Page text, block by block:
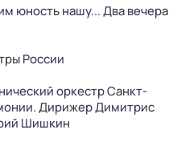
юность нашу... Два вечера
России
оркестр Санкт-
Дирижер Димитрис
Шишкин